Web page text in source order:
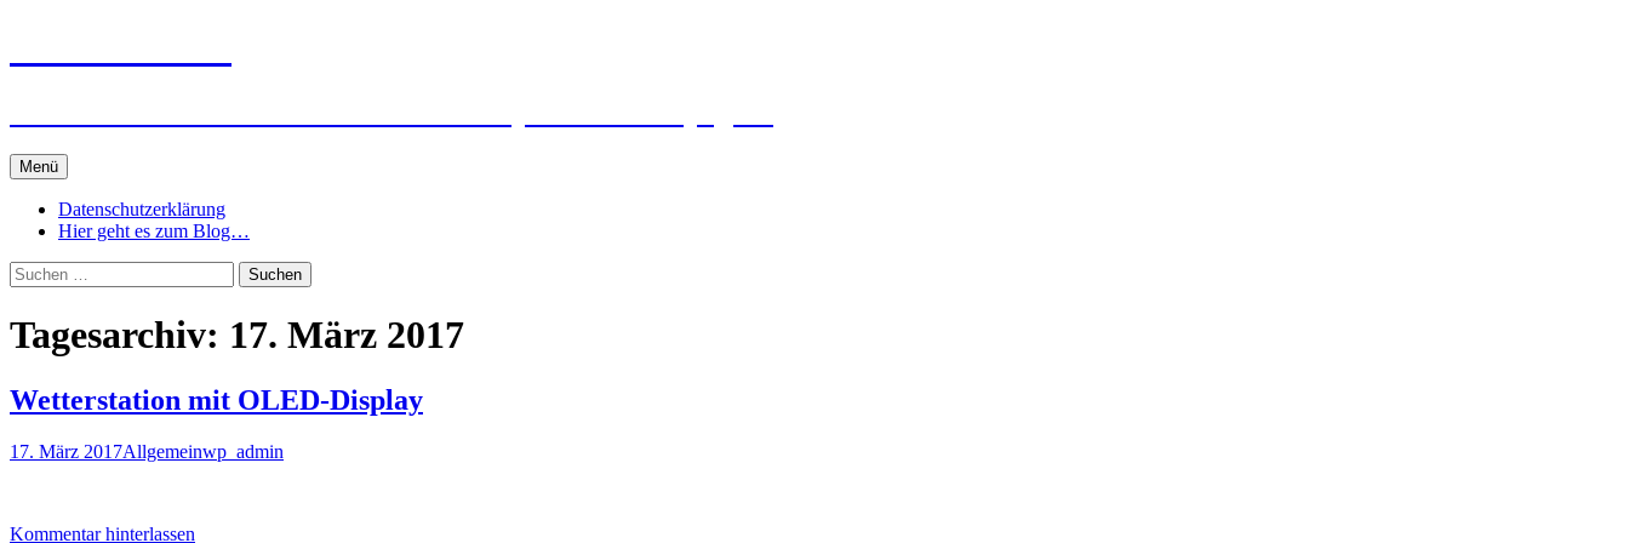
Menü
Datenschutzerklärung
Hier geht es zum Blog…
Suchen
nach:
Tagesarchiv: 17. März 2017
Wetterstation mit OLED-Display
17. März 2017Allgemeinwp_admin
Kommentar hinterlassen